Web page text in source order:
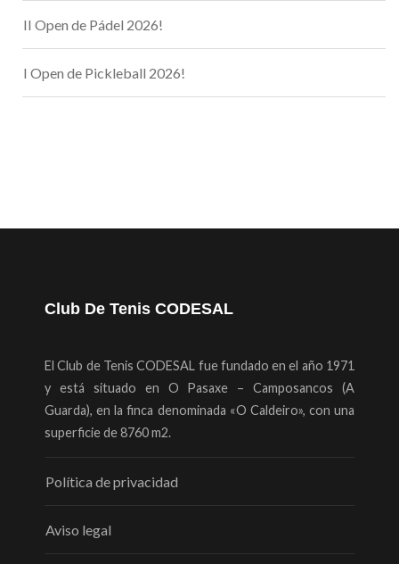
II Open de Pádel 2026!
I Open de Pickleball 2026!
Club De Tenis CODESAL
El Club de Tenis CODESAL fue fundado en el año 1971
y está situado en O Pasaxe – Camposancos (A
Guarda), en la finca denominada «O Caldeiro», con una
superficie de 8760 m2.
Política de privacidad
Aviso legal